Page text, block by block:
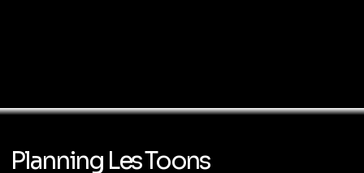
Planning Les Toons